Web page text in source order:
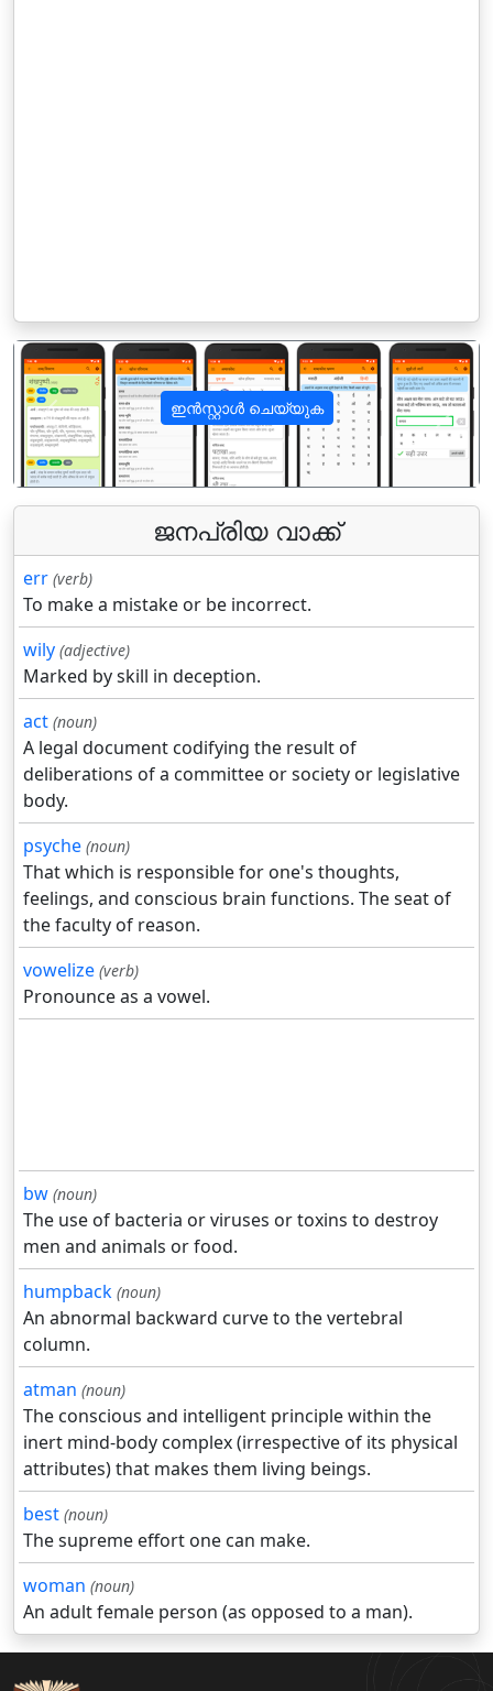
ഇൻസ്റ്റാൾ ചെയ്യുക
पिछला अगला
ജനപ്രിയ വാക്ക്
err (verb)
To make a mistake or be incorrect.
wily (adjective)
Marked by skill in deception.
act (noun)
A legal document codifying the result of
deliberations of a committee or society or legislative
body.
psyche (noun)
That which is responsible for one's thoughts,
feelings, and conscious brain functions. The seat of
the faculty of reason.
vowelize (verb)
Pronounce as a vowel.
bw (noun)
The use of bacteria or viruses or toxins to destroy
men and animals or food.
humpback (noun)
An abnormal backward curve to the vertebral
column.
atman (noun)
The conscious and intelligent principle within the
inert mind-body complex (irrespective of its physical
attributes) that makes them living beings.
best (noun)
The supreme effort one can make.
woman (noun)
An adult female person (as opposed to a man).